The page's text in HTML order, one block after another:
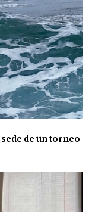
de un torneo